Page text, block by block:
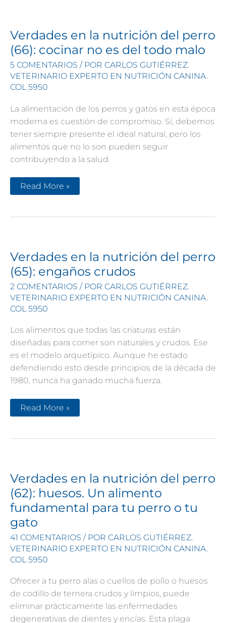
Verdades en la nutrición del perro
(66): cocinar no es del todo malo
5 COMENTARIOS / POR CARLOS GUTIÉRREZ.
VETERINARIO EXPERTO EN NUTRICIÓN CANINA.
COL 5950
La alimentación de los perros y gatos en esta época
moderna es cuestión de compromiso. Sí, debemos
tener siempre presente el ideal natural, pero los
alimentos que no lo son pueden seguir
contribuyendo a la salud.
Verdades
en
del
es
del
todo
malo
Read More »
Verdades en la nutrición del perro
(65): engaños crudos
2 COMENTARIOS / POR CARLOS GUTIÉRREZ.
VETERINARIO EXPERTO EN NUTRICIÓN CANINA.
COL 5950
Los alimentos que todas las criaturas están
diseñadas para comer son naturales y crudos. Ese
es el modelo arquetípico. Aunque he estado
defendiendo esto desde principios de la década de
1980, nunca ha ganado mucha fuerza.
Verdades
en
del
Read More »
Verdades en la nutrición del perro
(62): huesos. Un alimento
fundamental para tu perro o tu
gato
41 COMENTARIOS / POR CARLOS GUTIÉRREZ.
VETERINARIO EXPERTO EN NUTRICIÓN CANINA.
COL 5950
Ofrecer a tu perro alas o cuellos de pollo o huesos
de codillo de ternera crudos y limpios, puede
eliminar prácticamente las enfermedades
degenerativas de dientes y encías. Esta plaga